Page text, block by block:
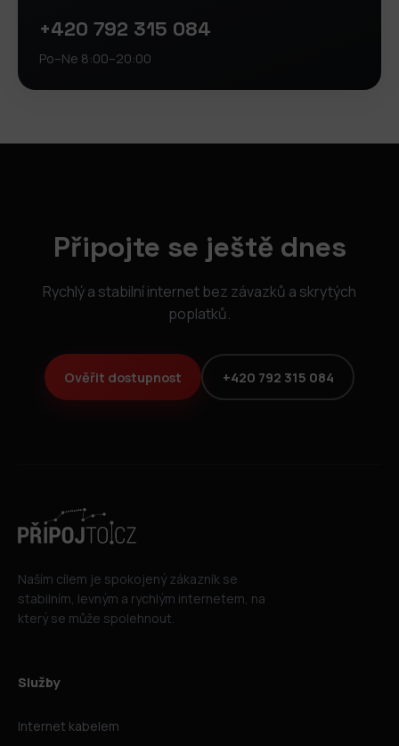
+420 792 315 084
Po–Ne 8:00–20:00
Připojte se ještě dnes
Rychlý a stabilní internet bez závazků a skrytých
poplatků.
Ověřit dostupnost +420 792 315 084
Naším cílem je spokojený zákazník se
stabilním, levným a rychlým internetem, na
který se může spolehnout.
Služby
Internet kabelem